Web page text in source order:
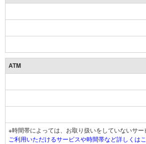
ATM
※時間帯によっては、お取り扱いをしていないサー
ご利用いただけるサービスや時間帯など詳しくは